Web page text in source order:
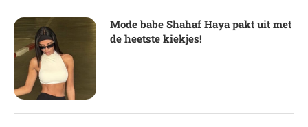
Mode babe Shahaf Haya pakt uit met
de heetste kiekjes!